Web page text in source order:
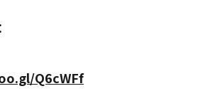
Q6cWFf